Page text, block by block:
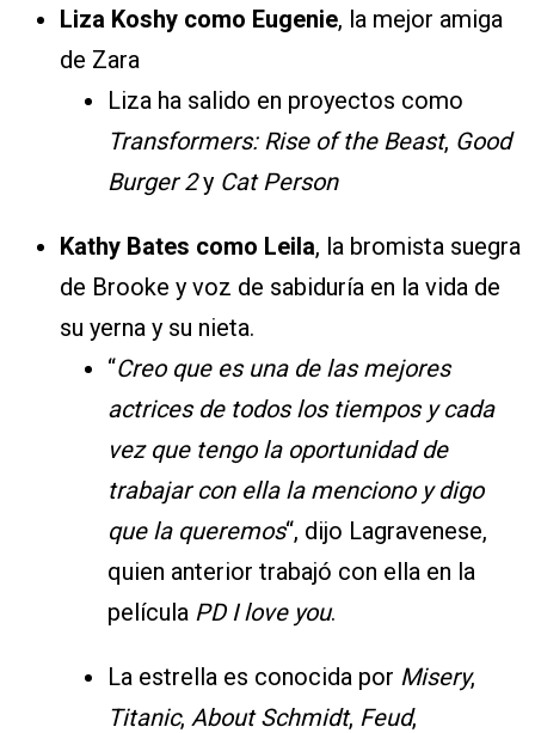
Liza Koshy como Eugenie, la mejor amiga
de Zara
Liza ha salido en proyectos como
Transformers: Rise of the Beast, Good
Burger 2y Cat Person
Kathy Bates como Leila, la bromista suegra
de Brooke y voz de sabiduría en la vida de
su yerna y su nieta.
“Creo que es una de las mejores
actrices de todos los tiempos y cada
vez que tengo la oportunidad de
trabajar con ella la menciono y digo
que la queremos“, dijo Lagravenese,
quien anterior trabajó con ella en la
película PD I love you.
La estrella es conocida por Misery,
Titanic, About Schmidt, Feud,